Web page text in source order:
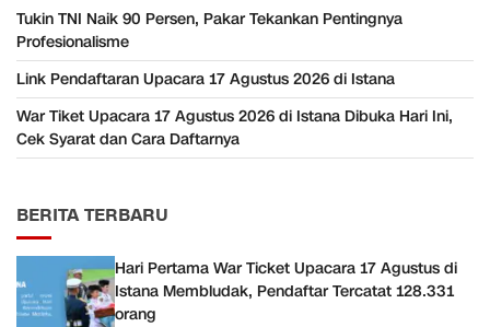
Tukin TNI Naik 90 Persen, Pakar Tekankan Pentingnya
Profesionalisme
Link Pendaftaran Upacara 17 Agustus 2026 di Istana
War Tiket Upacara 17 Agustus 2026 di Istana Dibuka Hari Ini,
Cek Syarat dan Cara Daftarnya
BERITA TERBARU
Hari Pertama War Ticket Upacara 17 Agustus di
Istana Membludak, Pendaftar Tercatat 128.331
orang